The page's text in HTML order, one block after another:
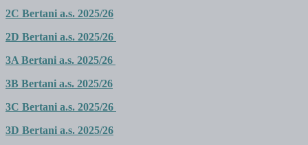
2C Bertani a.s. 2025/26
2D Bertani a.s. 2025/26
3A Bertani a.s. 2025/26
3B Bertani a.s. 2025/26
3C Bertani a.s. 2025/26
3D Bertani a.s. 2025/26